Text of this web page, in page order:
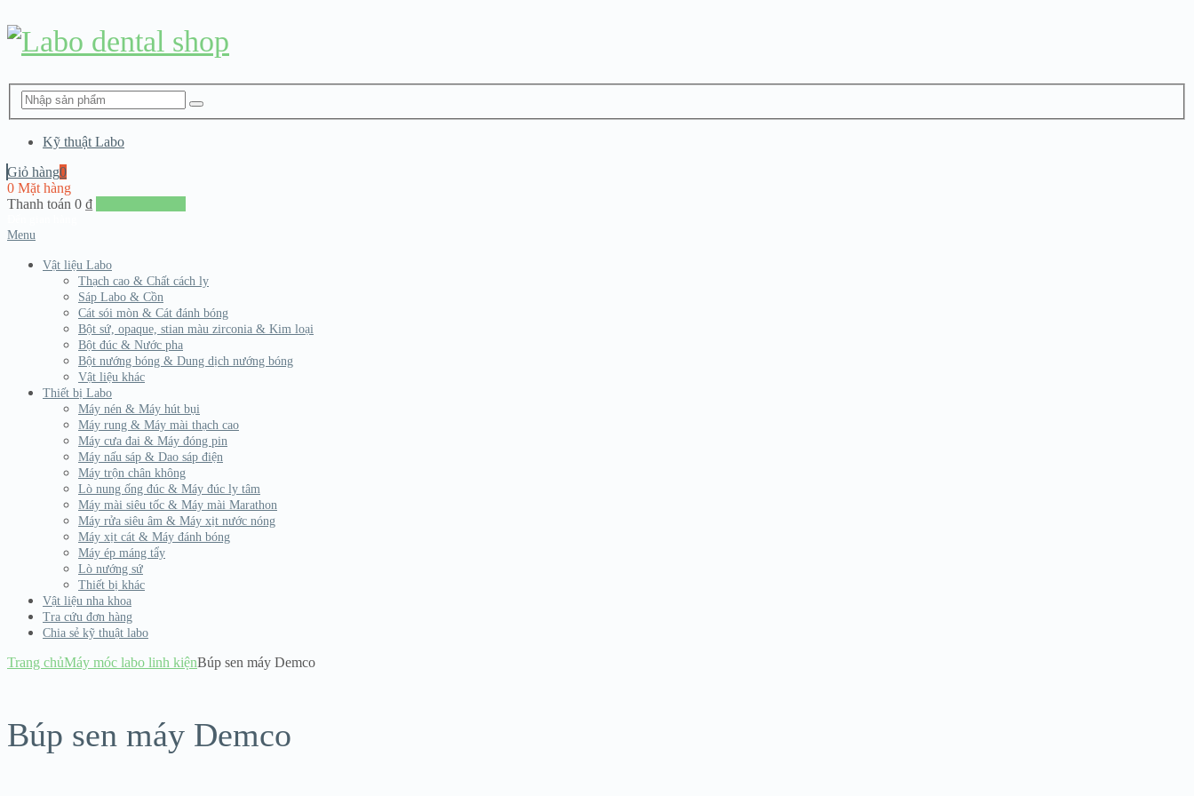
Kỹ thuật Labo
Giỏ hàng0
0 Mặt hàng
Thanh toán 0 ₫
Menu
Vật liệu Labo
Thạch cao & Chất cách ly
Sáp Labo & Cồn
Cát sói mòn & Cát đánh bóng
Bột sứ, opaque, stian màu zirconia & Kim loại
Bột đúc & Nước pha
Bột nướng bóng & Dung dịch nướng bóng
Vật liệu khác
Thiết bị Labo
Máy nén & Máy hút bụi
Máy rung & Máy mài thạch cao
Máy cưa đai & Máy đóng pin
Máy nấu sáp & Dao sáp điện
Máy trộn chân không
Lò nung ống đúc & Máy đúc ly tâm
Máy mài siêu tốc & Máy mài Marathon
Máy rửa siêu âm & Máy xịt nước nóng
Máy xịt cát & Máy đánh bóng
Máy ép máng tẩy
Lò nướng sứ
Thiết bị khác
Vật liệu nha khoa
Tra cứu đơn hàng
Chia sẻ kỹ thuật labo
Trang chủMáy móc labo linh kiệnBúp sen máy Demco
Búp sen máy Demco